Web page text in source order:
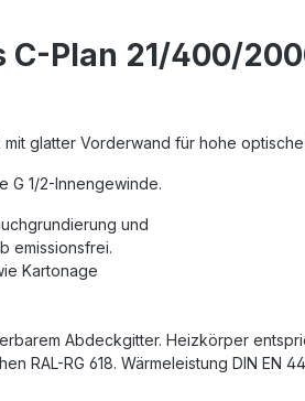
Plan 21/400/
glatter Vorderwand für hohe
G 1/2-Innengewinde.
und
emissionsfrei.
Kartonage
Abdeckgitter. Heizkörper
RAL-RG 618. Wärmeleistung DIN EN